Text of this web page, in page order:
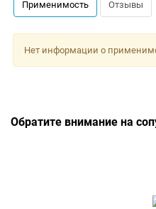
Применимость Отзывы
Нет информации о
Обратите внимание на